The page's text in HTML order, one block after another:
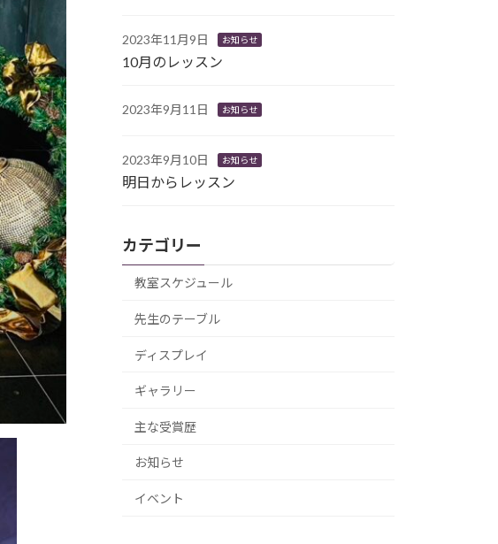
2023年11月9日 お知らせ
10月のレッスン
2023年9月11日 お知らせ
2023年9月10日 お知らせ
明日からレッスン
カテゴリー
教室スケジュール
先生のテーブル
ディスプレイ
ギャラリー
主な受賞歴
お知らせ
イベント